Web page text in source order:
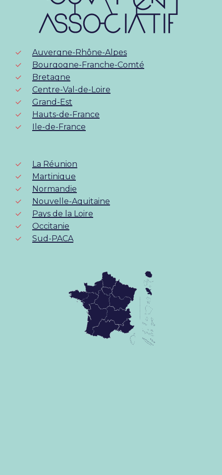
Auvergne-Rhône-Alpes
Bourgogne-Franche-Comté
Bretagne
Centre-Val-de-Loire
Grand-Est
Hauts-de-France
Ile-de-France
La Réunion
Martinique
Normandie
Nouvelle-Aquitaine
Pays de la Loire
Occitanie
Sud-PACA